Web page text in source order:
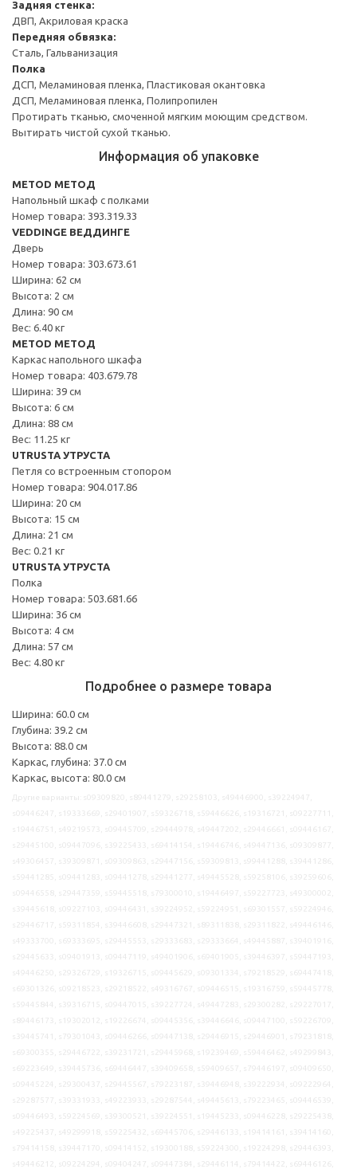
Задняя стенка:
ДВП, Акриловая краска
Передняя обвязка:
Сталь, Гальванизация
Полка
ДСП, Меламиновая пленка, Пластиковая окантовка
ДСП, Меламиновая пленка, Полипропилен
Протирать тканью, смоченной мягким моющим средством.
Вытирать чистой сухой тканью.
Информация об упаковке
METOD МЕТОД
Напольный шкаф с полками
Номер товара: 393.319.33
VEDDINGE ВЕДДИНГЕ
Дверь
Номер товара: 303.673.61
Ширина: 62 см
Высота: 2 см
Длина: 90 см
Вес: 6.40 кг
METOD МЕТОД
Каркас напольного шкафа
Номер товара: 403.679.78
Ширина: 39 см
Высота: 6 см
Длина: 88 см
Вес: 11.25 кг
UTRUSTA УТРУСТА
Петля со встроенным стопором
Номер товара: 904.017.86
Ширина: 20 см
Высота: 15 см
Длина: 21 см
Вес: 0.21 кг
UTRUSTA УТРУСТА
Полка
Номер товара: 503.681.66
Ширина: 36 см
Высота: 4 см
Длина: 57 см
Вес: 4.80 кг
Подробнее о размере товара
Ширина: 60.0 см
Глубина: 39.2 см
Высота: 88.0 см
Каркас, глубина: 37.0 см
Каркас, высота: 80.0 см